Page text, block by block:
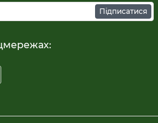
Підписатися